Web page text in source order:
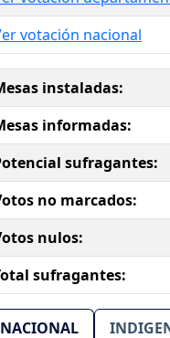
votación nacional
instaladas:
informadas:
sufragantes:
no marcados:
nulos:
sufragantes:
NACIONAL